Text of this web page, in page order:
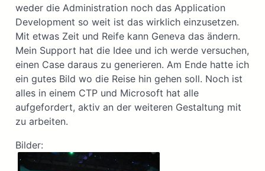
weder die Administration noch das Application
Development so weit ist das wirklich einzusetzen.
Mit etwas Zeit und Reife kann Geneva das ändern.
Mein Support hat die Idee und ich werde versuchen,
einen Case daraus zu generieren. Am Ende hatte ich
ein gutes Bild wo die Reise hin gehen soll. Noch ist
alles in einem CTP und Microsoft hat alle
aufgefordert, aktiv an der weiteren Gestaltung mit
zu arbeiten.
Bilder: